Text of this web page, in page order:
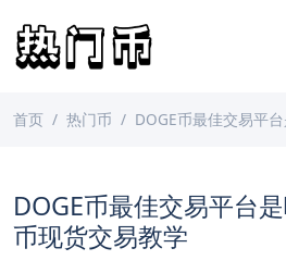
首页 热门币 DOGE币最佳交易平台是
DOGE币最佳交易平台
币现货交易教学